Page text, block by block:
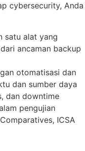
cybersecurity, Anda
satu alat yang
ancaman backup
otomatisasi dan
dan sumber daya
dan downtime
pengujian
ICSA